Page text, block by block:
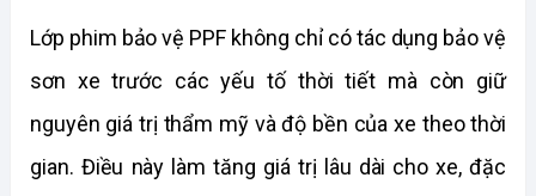
Lớp phim bảo vệ PPF không chỉ có tác dụng bảo vệ
sơn xe trước các yếu tố thời tiết mà còn giữ
nguyên giá trị thẩm mỹ và độ bền của xe theo thời
gian. Điều này làm tăng giá trị lâu dài cho xe, đặc